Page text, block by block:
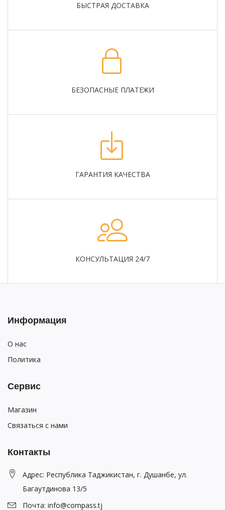
БЫСТРАЯ ДОСТАВКА
БЕЗОПАСНЫЕ ПЛАТЕЖИ
ГАРАНТИЯ КАЧЕСТВА
КОНСУЛЬТАЦИЯ 24/7
Информация
О нас
Политика
Сервис
Магазин
Связаться с нами
Контакты
Адрес: Республика Таджикистан, г. Душанбе, ул.
Багаутдинова 13/5
Почта: info@compass.tj